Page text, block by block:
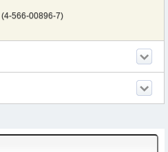
(4-566-00896-7)